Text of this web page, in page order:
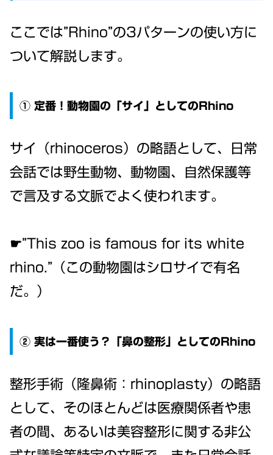
ここでは”Rhino”の3パターンの使い方に
ついて解説します。
① 定番！動物園の「サイ」としてのRhino
サイ（rhinoceros）の略語として、日常
会話では野生動物、動物園、自然保護等
で言及する文脈でよく使われます。
☛”This zoo is famous for its white
rhino.”（この動物園はシロサイで有名
だ。）
② 実は一番使う？「鼻の整形」としてのRhino
整形手術（隆鼻術：rhinoplasty）の略語
として、そのほとんどは医療関係者や患
者の間、あるいは美容整形に関する非公